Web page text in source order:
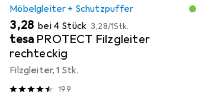
Möbelgleiter + Schutzpuffer
EUR
3,28 bei 4 Stück EUR
3,28/1Stk.
tesa PROTECT Filzgleiter
rechteckig
Filzgleiter, 1 Stk.
199